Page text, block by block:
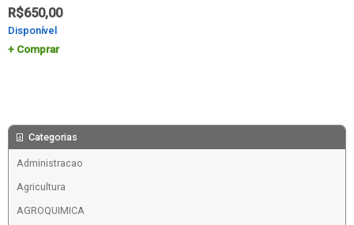
R$650,00
Disponível
Comprar
Categorias
Administracao
Agricultura
AGROQUIMICA